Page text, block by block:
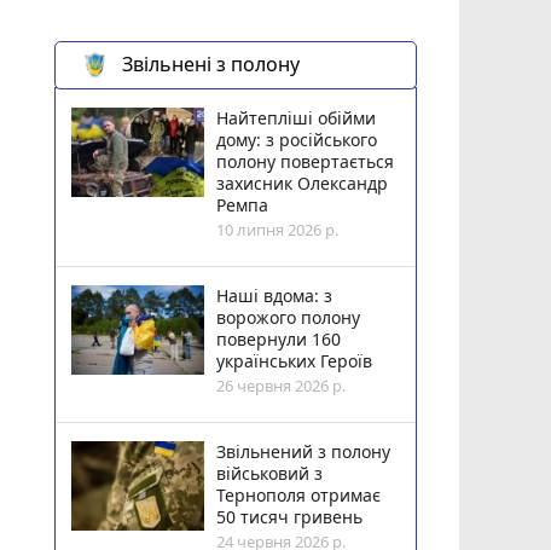
Звільнені з полону
Найтепліші обійми
дому: з російського
полону повертається
захисник Олександр
Ремпа
10 липня 2026 р.
Наші вдома: з
ворожого полону
повернули 160
українських Героїв
26 червня 2026 р.
Звільнений з полону
військовий з
Тернополя отримає
50 тисяч гривень
24 червня 2026 р.